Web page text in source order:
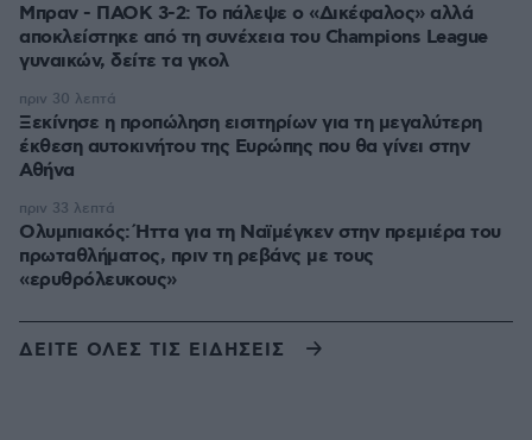
Μπραν - ΠΑΟΚ 3-2: Το πάλεψε ο «Δικέφαλος» αλλά
αποκλείστηκε από τη συνέχεια του Champions League
γυναικών, δείτε τα γκολ
Ξεκίνησε η προπώληση εισιτηρίων για τη μεγαλύτερη
έκθεση αυτοκινήτου της Ευρώπης που θα γίνει στην
Αθήνα
πριν 30 λεπτά
Ολυμπιακός: Ήττα για τη Ναϊμέγκεν στην πρεμιέρα του
πρωταθλήματος, πριν τη ρεβάνς με τους
«ερυθρόλευκους»
πριν 33 λεπτά
ΔΕΙΤΕ ΟΛΕΣ ΤΙΣ ΕΙΔΗΣΕΙΣ